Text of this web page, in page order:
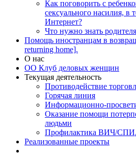
Как поговорить с
сексуального насилия, в
Интернет?
Что нужно знать
Помощь иностранцам в
returning home].
О нас
ОО Клуб деловых женщин
Текущая деятельность
Противодействие
Горячая линия
Информационно-
Оказание помощи
людьми
Профилактика ВИЧ/
Реализованные проекты